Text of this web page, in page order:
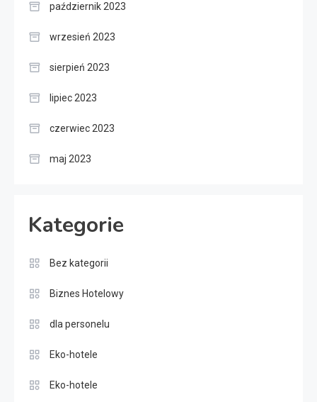
październik 2023
wrzesień 2023
sierpień 2023
lipiec 2023
czerwiec 2023
maj 2023
Kategorie
Bez kategorii
Biznes Hotelowy
dla personelu
Eko-hotele
Eko-hotele